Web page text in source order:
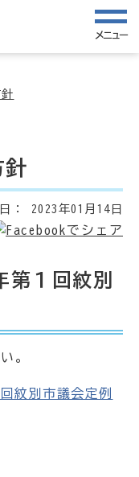
メニュー
針
： 2023年01月14日
第１回紋別
。
紋別市議会定例